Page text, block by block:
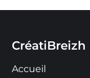
CréatiBreizh
Accueil